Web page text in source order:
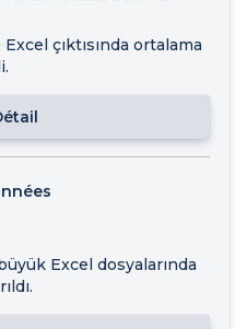
çıktısında ortalama
Excel dosyalarında